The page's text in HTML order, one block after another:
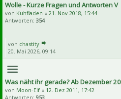
Wolle - Kurze Fragen und Antworten V
von Kuhfladen « 21. Nov 2018, 15:44
Antworten: 354
von chastity
20. Mai 2026, 09:14
Was näht ihr gerade? Ab Dezember
von Moon-Elf « 12. Dez 2011, 17:42
Antworten: 953